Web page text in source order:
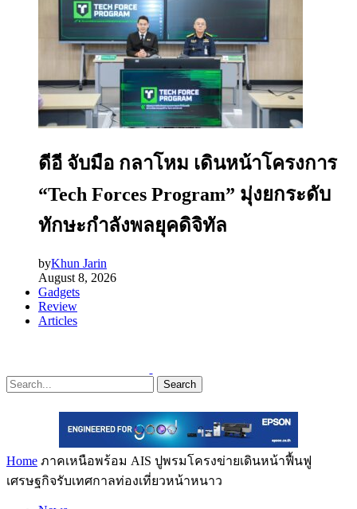
ดีอี จับมือ กลาโหม เดินหน้าโครงการ
“Tech Forces Program” มุ่งยกระดับ
ทักษะกำลังพลยุคดิจิทัล
byKhun Jarin
August 8, 2026
Gadgets
Review
Articles
Search
Home ภาคเหนือพร้อม AIS ปูพรมโครงข่ายเดินหน้าฟื้นฟู
เศรษฐกิจรับเทศกาลท่องเที่ยวหน้าหนาว